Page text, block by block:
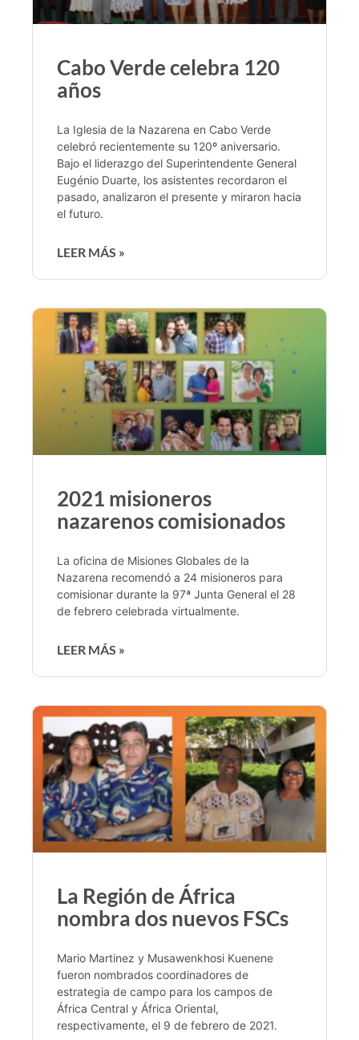
Cabo Verde celebra 120
años
La Iglesia de la Nazarena en Cabo Verde
celebró recientemente su 120º aniversario.
Bajo el liderazgo del Superintendente General
Eugénio Duarte, los asistentes recordaron el
pasado, analizaron el presente y miraron hacia
el futuro.
LEER MÁS »
2021 misioneros
nazarenos comisionados
La oficina de Misiones Globales de la
Nazarena recomendó a 24 misioneros para
comisionar durante la 97ª Junta General el 28
de febrero celebrada virtualmente.
LEER MÁS »
La Región de África
nombra dos nuevos FSCs
Mario Martinez y Musawenkhosi Kuenene
fueron nombrados coordinadores de
estrategia de campo para los campos de
África Central y África Oriental,
respectivamente, el 9 de febrero de 2021.